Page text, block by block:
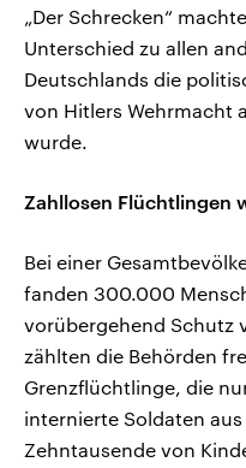
„Der Schrecken“
Unterschied zu allen
Deutschlands die
von Hitlers Wehrmacht
wurde.
Zahllosen Flüchtlingen
Bei einer
fanden 300.000
vorübergehend Schutz
zählten die Behörden
Grenzflüchtlinge, die
internierte Soldaten
Zehntausende von